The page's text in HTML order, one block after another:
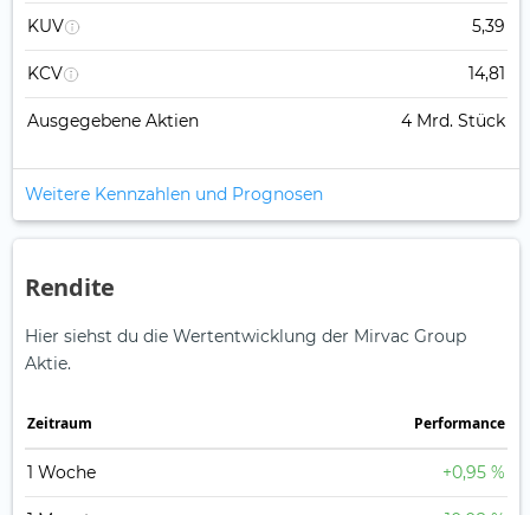
KUV 5,39
KCV 14,81
Ausgegebene Aktien 4 Mrd. Stück
Weitere Kennzahlen und Prognosen
Rendite
Hier siehst du die Wertentwicklung der Mirvac Group
Aktie.
Zeitraum Perfor­mance
1 Woche +0,95 %